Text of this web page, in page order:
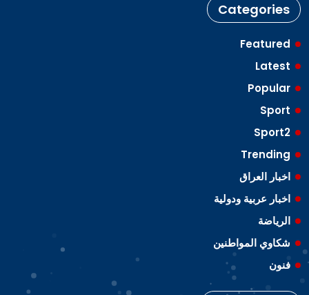
Categories
Featured
Latest
Popular
Sport
Sport2
Trending
اخبار العراق
اخبار عربية ودولية
الرياضة
شكاوي المواطنين
فنون